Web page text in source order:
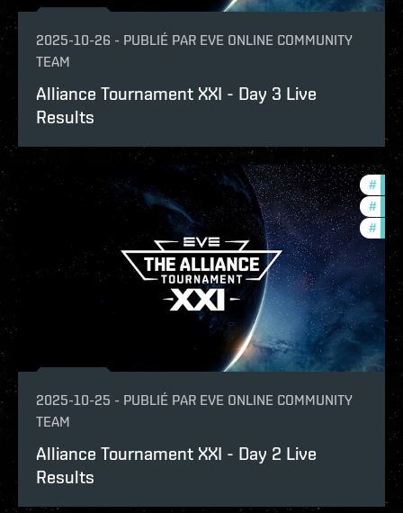
2025-10-26 - PUBLIÉ PAR EVE ONLINE COMMUNITY
TEAM
Alliance Tournament XXI - Day 3 Live
Results
#
#
# pvp
2025-10-25 - PUBLIÉ PAR EVE ONLINE COMMUNITY
TEAM
Alliance Tournament XXI - Day 2 Live
Results